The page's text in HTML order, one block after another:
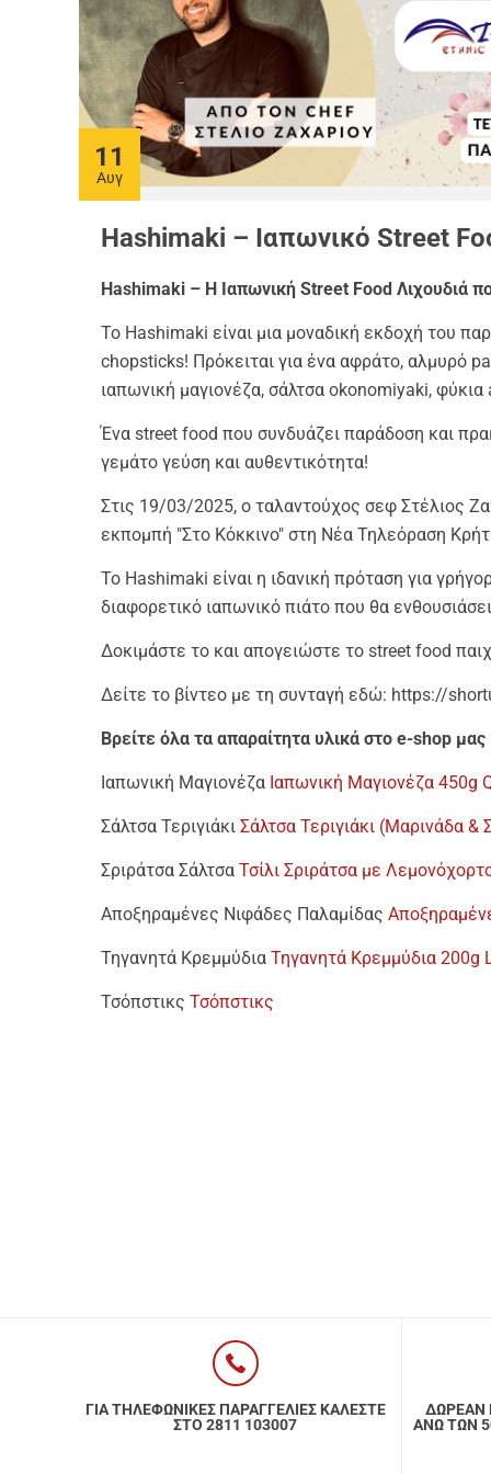
Διατροφής
Best Sellers
SUPER ΠΡΟΣΦΟΡΕΣ!
11
Αυγ
Hashimaki – Ιαπωνικό Street
Hashimaki – Η Ιαπωνική Street Food Λιχουδιά
Το Hashimaki είναι μια μοναδική εκδοχή του
chopsticks! Πρόκειται για ένα αφράτο, αλμυρό
ιαπωνική μαγιονέζα, σάλτσα okonomiyaki,
Ένα street food που συνδυάζει παράδοση και
γεμάτο γεύση και αυθεντικότητα!
Στις 19/03/2025, ο ταλαντούχος σεφ Στέλιος
εκπομπή "Στο Κόκκινο" στη Νέα Τηλεόραση
Το Hashimaki είναι η ιδανική πρόταση για
διαφορετικό ιαπωνικό πιάτο που θα
Δοκιμάστε το και απογειώστε το street food
Δείτε το βίντεο με τη συνταγή εδώ: https://
Βρείτε όλα τα απαραίτητα υλικά στο e-shop
Ιαπωνική Μαγιονέζα Ιαπωνική Μαγιονέζα 450g
Σάλτσα Τεριγιάκι Σάλτσα Τεριγιάκι (Μαρινάδα &
Σριράτσα Σάλτσα Τσίλι Σριράτσα με
Αποξηραμένες Νιφάδες Παλαμίδας
Τηγανητά Κρεμμύδια Τηγανητά Κρεμμύδια 200g
Τσόπστικς Τσόπστικς
ΓΙΑ ΤΗΛΕΦΩΝΙΚΕΣ ΠΑΡΑΓΓΕΛΙΕΣ ΚΑΛΕΣΤΕ
ΣΤΟ 2811 103007
ΔΩΡΕΑΝ
ΑΝΩ ΤΩΝ 50€